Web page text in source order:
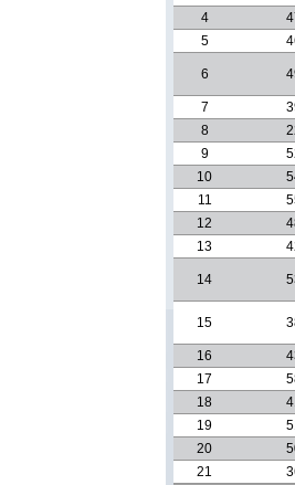
4
5
6
7
8
9
10
11
12
13
14
15
16
17
18
19
20
21